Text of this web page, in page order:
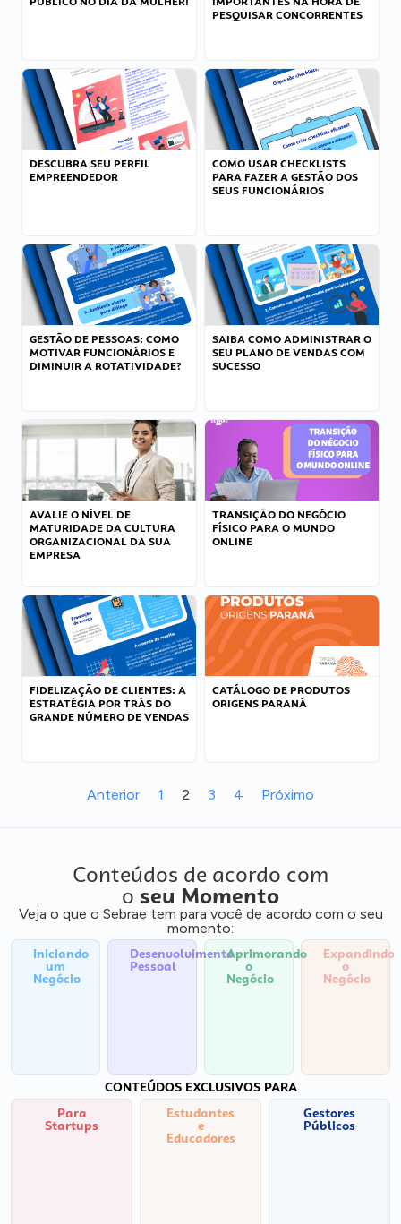
PESQUISAR CONCORRENTES
DESCUBRA SEU PERFIL
EMPREENDEDOR
COMO USAR CHECKLISTS
PARA FAZER A GESTÃO DOS
SEUS FUNCIONÁRIOS
GESTÃO DE PESSOAS: COMO
MOTIVAR FUNCIONÁRIOS E
DIMINUIR A ROTATIVIDADE?
SAIBA COMO ADMINISTRAR O
SEU PLANO DE VENDAS COM
SUCESSO
AVALIE O NÍVEL DE
MATURIDADE DA CULTURA
ORGANIZACIONAL DA SUA
EMPRESA
TRANSIÇÃO DO NEGÓCIO
FÍSICO PARA O MUNDO
ONLINE
FIDELIZAÇÃO DE CLIENTES: A
ESTRATÉGIA POR TRÁS DO
GRANDE NÚMERO DE VENDAS
CATÁLOGO DE PRODUTOS
ORIGENS PARANÁ
Anterior 1 2 3 4 Próximo
Conteúdos de acordo com
o seu Momento
Veja o que o Sebrae tem para você de acordo com o seu
momento:
Iniciando
um
Negócio
Desenvolvimento
Pessoal
Aprimorando
o
Negócio
Expandindo
o
Negócio
CONTEÚDOS EXCLUSIVOS PARA
Para
Startups
Estudantes
e
Educadores
Gestores
Públicos